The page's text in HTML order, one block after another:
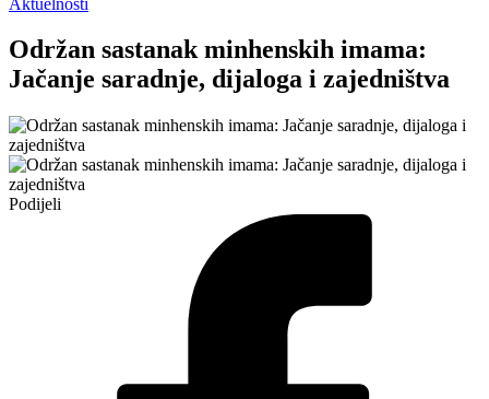
Održan sastanak minhenskih imama:
Jačanje saradnje, dijaloga i zajedništva
Podijeli